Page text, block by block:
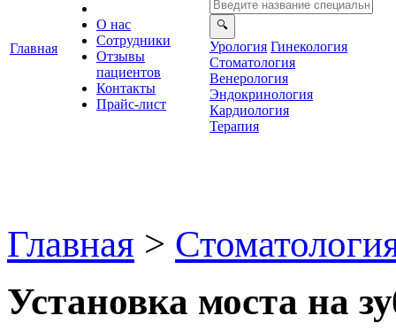
Главная
О нас
Сотрудники
Отзывы
ациенто
Контакты
Прайс-лист
Урология Гинекология
Стоматология
енерология
Эндокринология
Кардиология
Терапия
Главная >
Установка моста на